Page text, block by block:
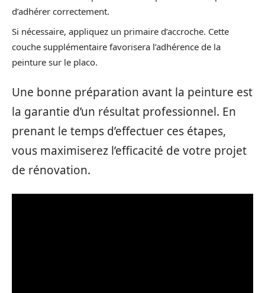
d’adhérer correctement.
Si nécessaire, appliquez un primaire d’accroche. Cette
couche supplémentaire favorisera l’adhérence de la
peinture sur le placo.
Une bonne préparation avant la peinture est
la garantie d’un résultat professionnel. En
prenant le temps d’effectuer ces étapes,
vous maximiserez l’efficacité de votre projet
de rénovation.